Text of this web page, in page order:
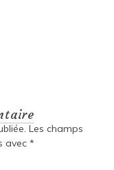
Les champs
avec *